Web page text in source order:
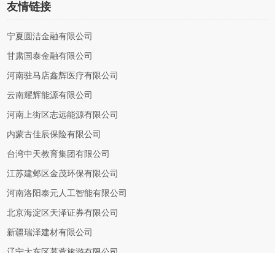
友情链接
宁夏圆洁金融有限公司
甘肃国泰金融有限公司
河南驻马店鑫辉医疗有限公司
云南耀辉能源有限公司
河南上街区志远能源有限公司
内蒙古佳辰保险有限公司
台湾中天教育集团有限公司
江苏建邺区金茂环保有限公司
河南洛阳泰元人工智能有限公司
北京海淀区天泽证券有限公司
新疆瑞泽建材有限公司